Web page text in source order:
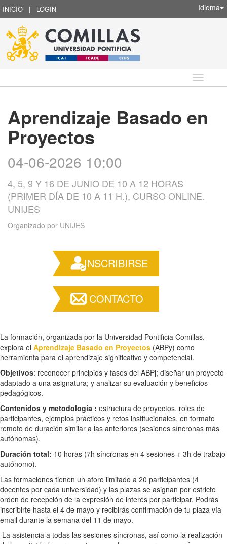
INICIO | LOGIN Idioma
Idioma
Aprendizaje Basado en
Proyectos
04-06-2026 10:00
4, 5, 9 Y 16 DE JUNIO DE 10 A 12 HORAS
(PRIMER DÍA DE 10 A 11 H.), CURSO ONLINE.
UNIJES
Organizado por UNIJES
INSCRIBIRSE
CONTACTO
La formación, organizada por la Universidad Pontificia Comillas,
explora el Aprendizaje Basado en Proyectos (ABPy) como
herramienta para el aprendizaje significativo y competencial.
Objetivos: reconocer principios y fases del ABPj; diseñar un proyecto
adaptado a una asignatura; y analizar su evaluación y beneficios
pedagógicos.
Contenidos y metodología : estructura de proyectos, roles de
participantes, ejemplos prácticos y retos institucionales, en formato
remoto de duración similar a las anteriores (sesiones síncronas más
autónomas).
Duración total: 10 horas (7h síncronas en 4 sesiones + 3h de trabajo
autónomo).
Las formaciones tienen un aforo limitado a 20 participantes (4
docentes por cada universidad) y las plazas se asignan por estricto
orden de recepción de la expresión de interés por participar. Podrás
inscribirte hasta el 4 de mayo y recibirás confirmación de tu plaza vía
email durante la semana del 11 de mayo.
La asistencia a todas las sesiones síncronas, así como la realización